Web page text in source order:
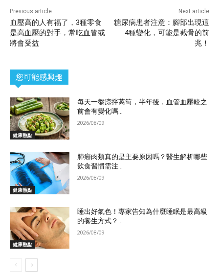
Previous article
血壓高的人有福了，3種零食
是高血壓的對手，常吃血管或
將會受益
Next article
糖尿病患者注意：腳部出現這
4種變化，可能是截骨的前
兆！
您可能感興趣
健康熱點
每天一盤涼拌萵筍，半年後，血管血壓較之
前會有變化嗎...
2026/08/09
健康熱點
肺癌肉類真的是主要原因嗎？醫生解析哪些
飲食習慣需注...
2026/08/09
健康熱點
睡出好氣色！專家告知為什麼睡眠是最高級
的養生方式？...
2026/08/09